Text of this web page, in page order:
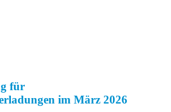
für
im März 2026